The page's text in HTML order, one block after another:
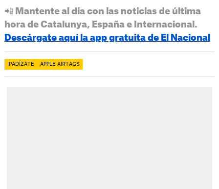
📲 Mantente al día con las noticias de última
hora de Catalunya, España e Internacional.
Descárgate aquí la app gratuita de El Nacional
IPADÍZATE APPLE AIRTAGS